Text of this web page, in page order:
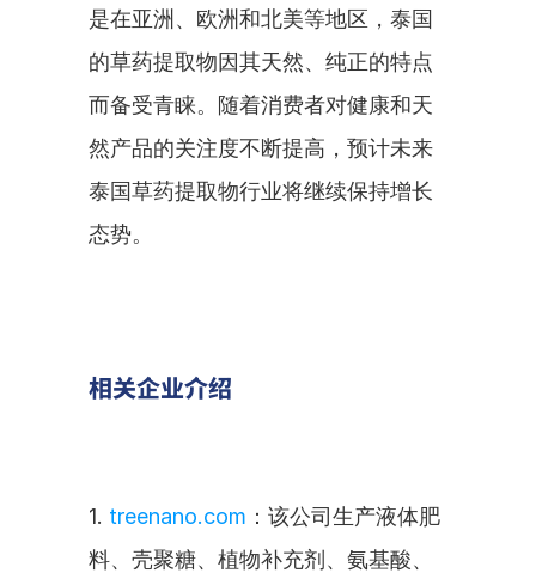
是在亚洲、欧洲和北美等地区，泰国
的草药提取物因其天然、纯正的特点
而备受青睐。随着消费者对健康和天
然产品的关注度不断提高，预计未来
泰国草药提取物行业将继续保持增长
态势。
相关企业介绍
1. treenano.com ：该公司生产液体肥
料、壳聚糖、植物补充剂、氨基酸、